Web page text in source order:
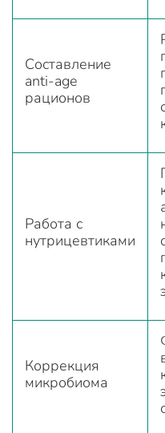
Составление
anti-age
рационов
Работа с
нутрицевтиками
Коррекция
микробиома